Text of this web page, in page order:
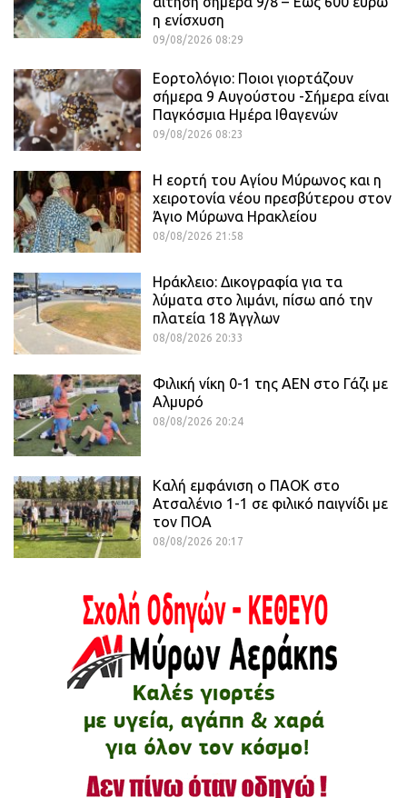
η ενίσχυση
09/08/2026 08:29
Εορτολόγιο: Ποιοι γιορτάζουν
σήμερα 9 Αυγούστου -Σήμερα είναι
Παγκόσμια Ημέρα Ιθαγενών
09/08/2026 08:23
Η εορτή του Αγίου Μύρωνος και η
χειροτονία νέου πρεσβύτερου στον
Άγιο Μύρωνα Ηρακλείου
08/08/2026 21:58
Ηράκλειο: Δικογραφία για τα
λύματα στο λιμάνι, πίσω από την
πλατεία 18 Άγγλων
08/08/2026 20:33
Φιλική νίκη 0-1 της ΑΕΝ στο Γάζι με
Αλμυρό
08/08/2026 20:24
Καλή εμφάνιση ο ΠΑΟΚ στο
Ατσαλένιο 1-1 σε φιλικό παιγνίδι με
τον ΠΟΑ
08/08/2026 20:17